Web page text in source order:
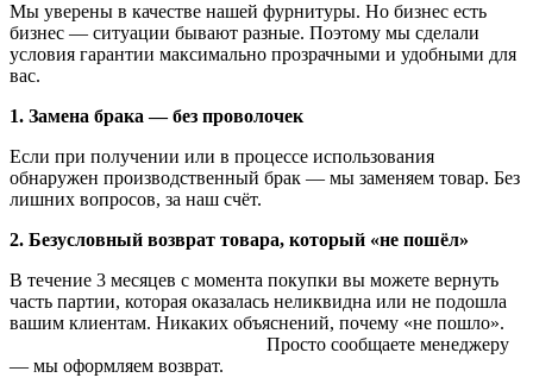
Мы уверены в качестве нашей фурнитуры. Но бизнес есть
бизнес — ситуации бывают разные. Поэтому мы сделали
условия гарантии максимально прозрачными и удобными для
вас.
1. Замена брака — без проволочек
Если при получении или в процессе использования
обнаружен производственный брак — мы заменяем товар. Без
лишних вопросов, за наш счёт.
2. Безусловный возврат товара, который «не пошёл»
В течение 3 месяцев с момента покупки вы можете вернуть
часть партии, которая оказалась неликвидна или не подошла
вашим клиентам. Никаких объяснений, почему «не пошло».
Просто сообщаете менеджеру
— мы оформляем возврат.